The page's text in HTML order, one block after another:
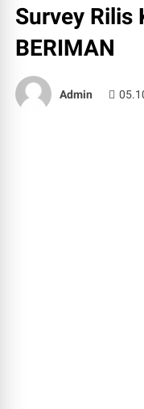
Survey Rilis
BERIMAN
Admin